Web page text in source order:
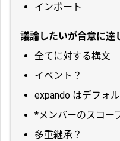
インポート
議論したいが合意に達
全てに対する構文
イベント？
expando はデフォ
*メンバーのスコー
多重継承？